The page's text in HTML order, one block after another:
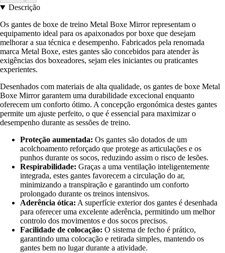
Descrição
Os gantes de boxe de treino Metal Boxe Mirror representam o
equipamento ideal para os apaixonados por boxe que desejam
melhorar a sua técnica e desempenho. Fabricados pela renomada
marca Metal Boxe, estes gantes são concebidos para atender às
exigências dos boxeadores, sejam eles iniciantes ou praticantes
experientes.
Desenhados com materiais de alta qualidade, os gantes de boxe Metal
Boxe Mirror garantem uma durabilidade excecional enquanto
oferecem um conforto ótimo. A concepção ergonómica destes gantes
permite um ajuste perfeito, o que é essencial para maximizar o
desempenho durante as sessões de treino.
Proteção aumentada: Os gantes são dotados de um
acolchoamento reforçado que protege as articulações e os
punhos durante os socos, reduzindo assim o risco de lesões.
Respirabilidade: Graças a uma ventilação inteligentemente
integrada, estes gantes favorecem a circulação do ar,
minimizando a transpiração e garantindo um conforto
prolongado durante os treinos intensivos.
Aderência ótica: A superfície exterior dos gantes é desenhada
para oferecer uma excelente aderência, permitindo um melhor
controlo dos movimentos e dos socos precisos.
Facilidade de colocação: O sistema de fecho é prático,
garantindo uma colocação e retirada simples, mantendo os
gantes bem no lugar durante a atividade.